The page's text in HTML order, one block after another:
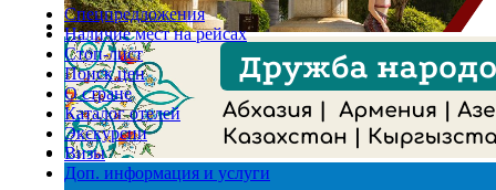
Спецпредложения
Наличие мест на рейсах
Стоп-лист
Поиск цен
О стране
Каталог отелей
Экскурсии
Визы
Доп. информация и услуги